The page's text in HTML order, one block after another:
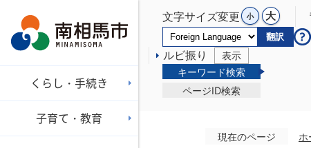
文字サイズ変更
翻訳
ルビ振り
表示
キーワード検索
ページID検索
くらし・手続き
子育て・教育
現在のページ ホ